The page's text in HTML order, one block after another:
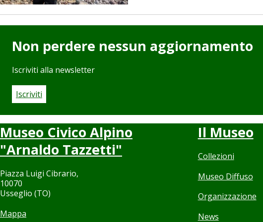
Non perdere nessun aggiornamento
Iscriviti alla newsletter
Iscriviti
Museo Civico Alpino
"Arnaldo Tazzetti"
Piazza Luigi Cibrario,
10070
Usseglio (TO)
Mappa
Il Museo
Collezioni
Museo Diffuso
Organizzazione
News